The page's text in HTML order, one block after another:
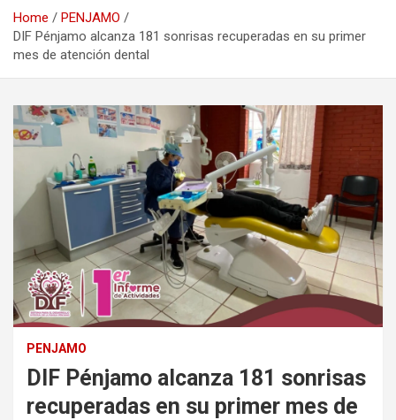
Home
PENJAMO
DIF Pénjamo alcanza 181 sonrisas recuperadas en su primer
mes de atención dental
PENJAMO
DIF Pénjamo alcanza 181 sonrisas
recuperadas en su primer mes de